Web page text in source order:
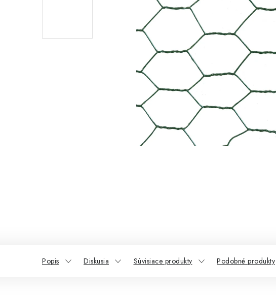
Popis Diskusia Súvisiace produkty Podobné produkty